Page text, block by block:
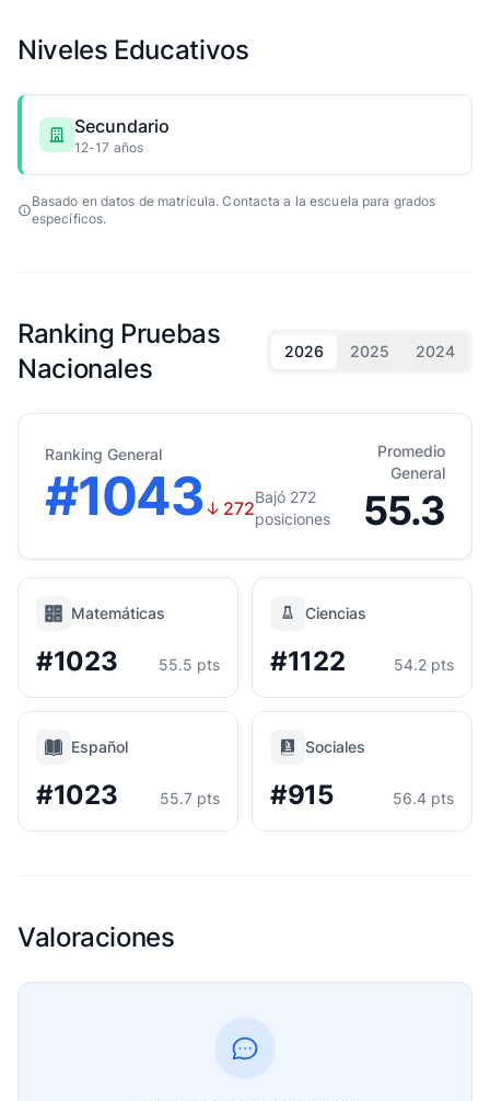
Niveles Educativos
Secundario
12-17 años
Basado en datos de matrícula. Contacta a la escuela para grados
específicos.
Ranking Pruebas
Nacionales
2026 2025 2024
Ranking General
#1043↓ 272
Bajó 272
posiciones
Promedio
General
55.3
Matemáticas
#1023 55.5 pts
Ciencias
#1122 54.2 pts
Español
#1023 55.7 pts
Sociales
#915 56.4 pts
Valoraciones